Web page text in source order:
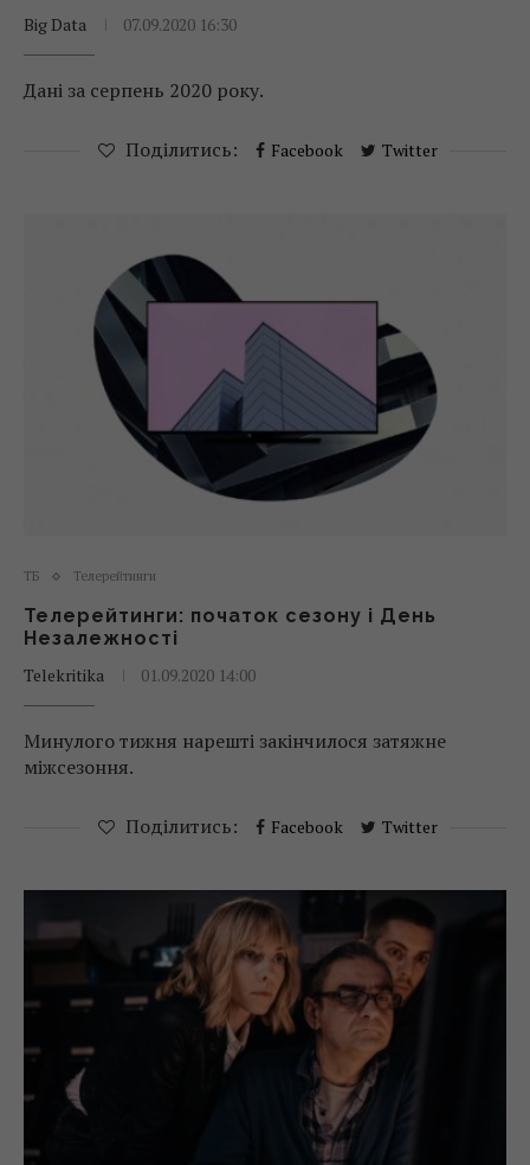
Big Data
07.09.2020 16:30
Дані за серпень 2020 року.
Поділитись: Facebook Twitter
ТБ Телерейтинги
Телерейтинги: початок сезону і День
Незалежності
Telekritika
01.09.2020 14:00
Минулого тижня нарешті закінчилося затяжне
міжсезоння.
Поділитись: Facebook Twitter